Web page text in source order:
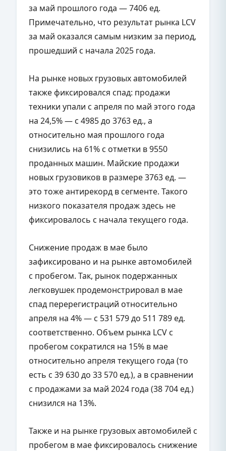
за май прошлого года — 7406 ед.
Примечательно, что результат рынка LCV
за май оказался самым низким за период,
прошедший с начала 2025 года.
На рынке новых грузовых автомобилей
также фиксировался спад: продажи
техники упали с апреля по май этого года
на 24,5% — с 4985 до 3763 ед., а
относительно мая прошлого года
снизились на 61% с отметки в 9550
проданных машин. Майские продажи
новых грузовиков в размере 3763 ед. —
это тоже антирекорд в сегменте. Такого
низкого показателя продаж здесь не
фиксировалось с начала текущего года.
Снижение продаж в мае было
зафиксировано и на рынке автомобилей
с пробегом. Так, рынок подержанных
легковушек продемонстрировал в мае
спад перерегистраций относительно
апреля на 4% — с 531 579 до 511 789 ед.
соответственно. Объем рынка LCV с
пробегом сократился на 15% в мае
относительно апреля текущего года (то
есть с 39 630 до 33 570 ед.), а в сравнении
с продажами за май 2024 года (38 704 ед.)
снизился на 13%.
Также и на рынке грузовых автомобилей с
пробегом в мае фиксировалось снижение